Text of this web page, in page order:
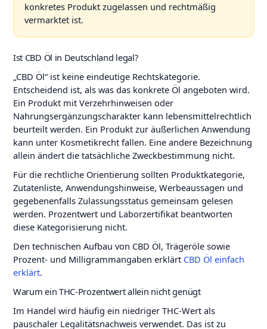
konkretes Produkt zugelassen und rechtmäßig
vermarktet ist.
Ist CBD Öl in Deutschland legal?
„CBD Öl“ ist keine eindeutige Rechtskategorie.
Entscheidend ist, als was das konkrete Öl angeboten wird.
Ein Produkt mit Verzehrhinweisen oder
Nahrungsergänzungscharakter kann lebensmittelrechtlich
beurteilt werden. Ein Produkt zur äußerlichen Anwendung
kann unter Kosmetikrecht fallen. Eine andere Bezeichnung
allein ändert die tatsächliche Zweckbestimmung nicht.
Für die rechtliche Orientierung sollten Produktkategorie,
Zutatenliste, Anwendungshinweise, Werbeaussagen und
gegebenenfalls Zulassungsstatus gemeinsam gelesen
werden. Prozentwert und Laborzertifikat beantworten
diese Kategorisierung nicht.
Den technischen Aufbau von CBD Öl, Trägeröle sowie
Prozent- und Milligrammangaben erklärt CBD Öl einfach
erklärt.
Warum ein THC-Prozentwert allein nicht genügt
Im Handel wird häufig ein niedriger THC-Wert als
pauschaler Legalitätsnachweis verwendet. Das ist zu